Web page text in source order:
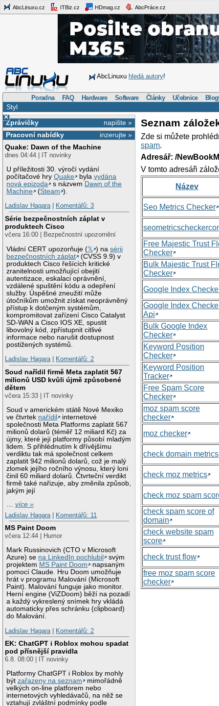
AbcLinuxu.cz ITBiz.cz HDmag.cz AbcPráce.cz
AbcLinuxu hledá autory!
Poradna FAQ Hardware Software Články Učebnice
Styl
×
napište »
Zprávičky
inzerujte »
Pracovní nabídky
Quake: Dawn of the Machine
dnes 04:44 | IT novinky
U příležitosti 30. výročí vydání
počítačové hryQuake bylavydána
nová epizoda
s názvem Dawn of the
Machine
(Steam ).
Ladislav Hagara| Komentářů: 3
Série bezpečnostních záplat v
produktech Cisco
včera 16:00 | Bezpečnostní upozornění
Vládní CERT upozorňuje (𝕏 ) nasérii
bezpečnostních záplat
(CVSS 9.9) v
produktech Cisco řešících kritické
zranitelnosti umožňující obejití
autentizace, eskalaci oprávnění,
vzdálené spuštění kódu a odepření
služby. Úspěšné zneužití může
útočníkům umožnit získat neoprávněný
přístup k dotčeným systémům,
kompromitovat zařízení Cisco Catalyst
SD-WAN a Cisco IOS XE, spustit
libovolný kód, zpřístupnit citlivé
informace nebo narušit dostupnost
postižených systémů.
Ladislav Hagara| Komentářů: 2
Soud nařídil firmě Meta zaplatit 567
milionů USD kvůli újmě způsobené
dětem
včera 15:33 | IT novinky
Soud v americkém státě Nové Mexiko
ve čtvrtek nařídil
internetové
společnosti Meta Platforms zaplatit 567
milionů dolarů (téměř 12 miliard Kč) za
újmy, které její platformy působí mladým
lidem. S přihlédnutím k dřívějšímu
verdiktu tak má společnost celkem
zaplatit 942 milionů dolarů, což je malý
zlomek jejího ročního výnosu, který loni
činil 60 miliard dolarů. Čtvrteční verdikt
firmě také nařizuje, aby změnila způsob,
jakým její
…více »
Ladislav Hagara
Komentářů: 11
MS Paint Doom
včera 12:44 | Humor
Mark Russinovich (CTO v Microsoft
Azure) se na LinkedIn pochlubil
svým
projektem MS Paint Doom
napsaným
pomocí Claude. Hru Doom umožňuje
hrát v programu Malování (Microsoft
Paint). Malování funguje jako monitor.
Herní engine (ViZDoom) běží na pozadí
a každý vykreslený snímek hry vkládá
automaticky přes schránku (clipboard)
do Malování.
Ladislav Hagara
Komentářů: 2
EK: ChatGPT i Roblox mohou spadat
pod přísnější pravidla
6.8. 08:00 | IT novinky
Platformy ChatGPT i Roblox by mohly
býtzařazeny na seznam
mimořádně
velkých on-line platforem nebo
internetových vyhledávačů, na něž se
vztahují zvláštní podmínky podle
Seznam
Zde si můžete
spam.
Adresář: /
V tomto adresáři
Název
Seo Metrics Checker
Free Majestic Trust
Checker
Bulk Majestic Trust
Checker
Google Index
Google Index
Api
Bulk Google Index
Checker
Keyword Position
Checker
Keyword Position
Tracker
Free Spam Score
Checker
moz spam score
checker
moz checker
check domain metrics
check moz metrics
check moz spam
check spam score of
domain
check website spam
score
check trust flow
free moz spam score
checker